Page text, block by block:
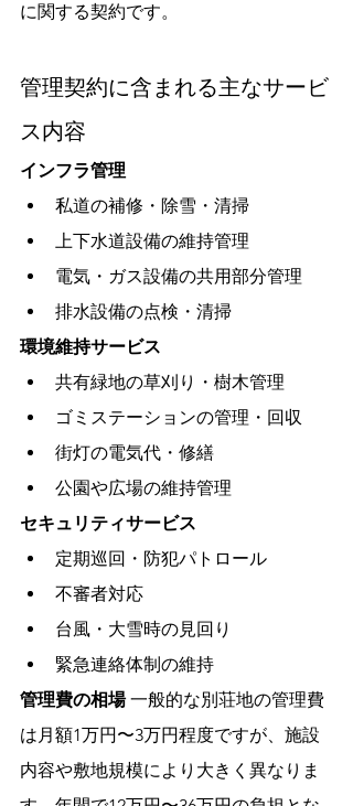
に関する契約です。
管理契約に含まれる主なサービ
ス内容
インフラ管理
私道の補修・除雪・清掃
上下水道設備の維持管理
電気・ガス設備の共用部分管理
排水設備の点検・清掃
環境維持サービス
共有緑地の草刈り・樹木管理
ゴミステーションの管理・回収
街灯の電気代・修繕
公園や広場の維持管理
セキュリティサービス
定期巡回・防犯パトロール
不審者対応
台風・大雪時の見回り
緊急連絡体制の維持
管理費の相場 一般的な別荘地の管理費
は月額1万円〜3万円程度ですが、施設
内容や敷地規模により大きく異なりま